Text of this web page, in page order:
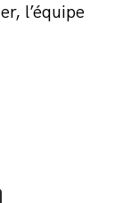
l’équipe